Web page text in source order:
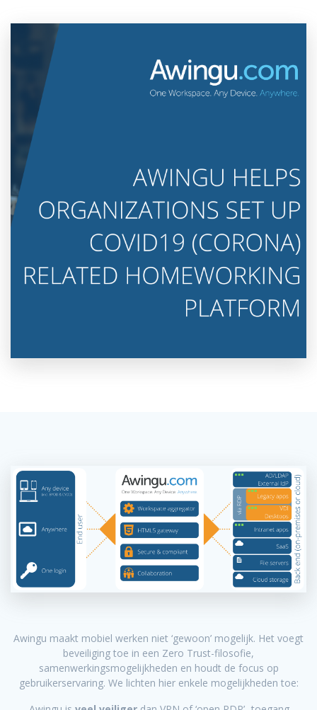
Awingu maakt mobiel werken niet ‘gewoon’ mogelijk. Het voegt
beveiliging toe in een Zero Trust-filosofie,
samenwerkingsmogelijkheden en houdt de focus op
gebruikerservaring. We lichten hier enkele mogelijkheden toe: